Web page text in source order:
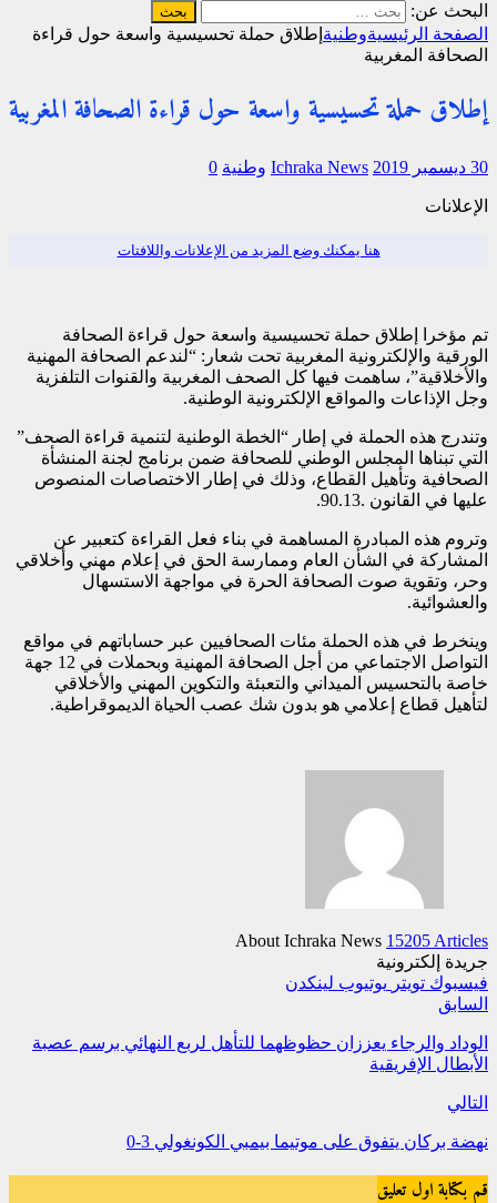
البحث عن:
الصفحة الرئيسيةوطنية إطلاق حملة تحسيسية واسعة حول قراءة
الصحافة المغربية
إطلاق حملة تحسيسية واسعة حول قراءة الصحافة المغربية
30 ديسمبر 2019 Ichraka News وطنية 0
الإعلانات
هنا يمكنك وضع المزيد من الإعلانات واللافتات
تم مؤخرا إطلاق حملة تحسيسية واسعة حول قراءة الصحافة
الورقية والإلكترونية المغربية تحت شعار: “لندعم الصحافة المهنية
والأخلاقية”، ساهمت فيها كل الصحف المغربية والقنوات التلفزية
وجل الإذاعات والمواقع الإلكترونية الوطنية.
وتندرج هذه الحملة في إطار “الخطة الوطنية لتنمية قراءة الصحف”
التي تبناها المجلس الوطني للصحافة ضمن برنامج لجنة المنشأة
الصحافية وتأهيل القطاع، وذلك في إطار الاختصاصات المنصوص
عليها في القانون .90.13.
وتروم هذه المبادرة المساهمة في بناء فعل القراءة كتعبير عن
المشاركة في الشأن العام وممارسة الحق في إعلام مهني وأخلاقي
وحر، وتقوية صوت الصحافة الحرة في مواجهة الاستسهال
والعشوائية.
وينخرط في هذه الحملة مئات الصحافيين عبر حساباتهم في مواقع
التواصل الاجتماعي من أجل الصحافة المهنية وبحملات في 12 جهة
خاصة بالتحسيس الميداني والتعبئة والتكوين المهني والأخلاقي
لتأهيل قطاع إعلامي هو بدون شك عصب الحياة الديموقراطية.
About Ichraka News 15205 Articles
جريدة إلكترونية
فيسبوك تويتر يوتيوب لينكدن
السابق
الوداد والرجاء يعززان حظوظهما للتأهل لربع النهائي برسم عصبة
الأبطال الإفريقية
التالي
نهضة بركان يتفوق على موتيما بيمبي الكونغولي 3-0
قم بكتابة اول تعليق